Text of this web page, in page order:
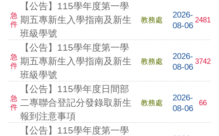
急
件
【公告】115學年度第一學
期五專新生入學指南及新生
班級學號
教務處
2026-
08-06
2481
急
件
【公告】115學年度第一學
期五專新生入學指南及新生
班級學號
教務處
2026-
08-06
3742
急
件
【公告】115學年度日間部
二專聯合登記分發錄取新生
報到注意事項
教務處
2026-
08-06
66
【公告】115學年度第一學